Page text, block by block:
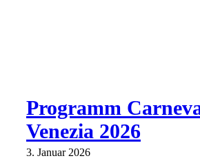
Programm
Venezia 2026
3. Januar 2026